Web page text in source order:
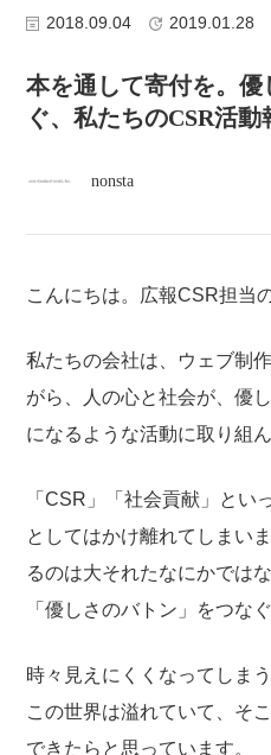
csr
2018.09.04 2019.01.28
本を通して寄付を。
ぐ、私たちのCSR活動
nonsta
こんにちは。広報CSR担当
私たちの会社は、ウェブ制
がら、人の心と社会が、優
になるような活動に取り組ん
「CSR」「社会貢献」とい
としてはかけ離れてしまい
るのは大それたなにかでは
「優しさのバトン」をつなぐ
時々見えにくくなってしま
この世界は溢れていて、そ
できたらと思っています。